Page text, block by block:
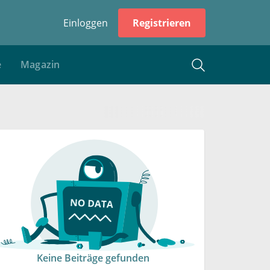
Einloggen Registrieren
Magazin
Keine Beiträge gefunden